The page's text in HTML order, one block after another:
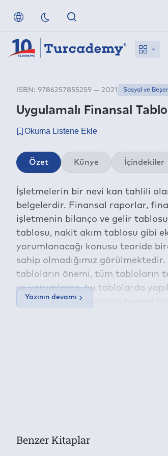
Uygulamalı Finansal
ISBN: 9786257855259 — 2021 Sosyal ve
Özet Künye İçindekiler
İşletmelerin bir nevi kan tahlili
belgelerdir. Finansal raporlar,
işletmenin bilanço ve gelir
tablosu, nakit akım tablosu gibi
yorumlanacağı konusu teoride
sahip olmadığımız
tabloların önemi, tüm tabloların
ve yorumlama, bu tablolarda
ortaya çıktı. Bölümlerin hemen
Yazının devamı
Benzer Kitaplar